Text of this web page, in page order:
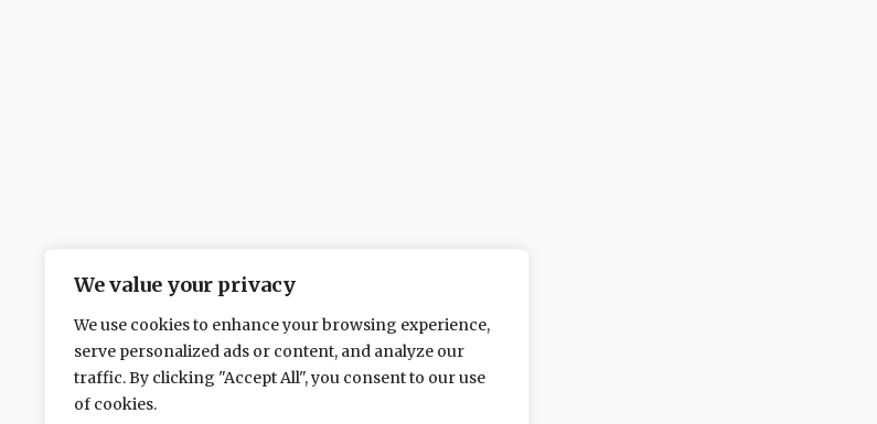
We value your privacy
We use cookies to enhance your browsing experience,
serve personalized ads or content, and analyze our
traffic. By clicking "Accept All", you consent to our use
of cookies.